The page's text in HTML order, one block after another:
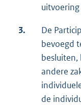
3.
De
bevoegd
besluiten,
andere
de